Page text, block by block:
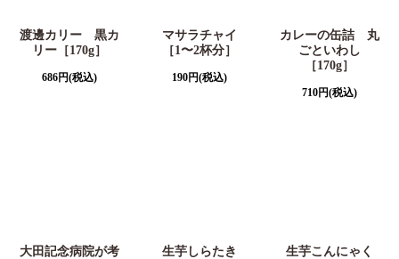
渡邊カリー 黒カ
リー［170g］
686円(税込)
マサラチャイ
［1〜2杯分］
190円(税込)
カレーの缶詰 丸
ごといわし
［170g］
710円(税込)
大田記念病院が考
生芋しらたき
生芋こんにゃく